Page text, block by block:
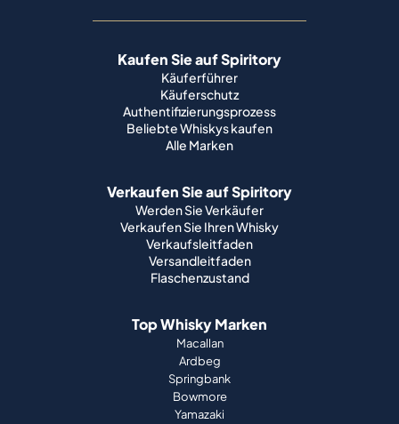
Kaufen Sie auf Spiritory
Käuferführer
Käuferschutz
Authentifizierungsprozess
Beliebte Whiskys kaufen
Alle Marken
Verkaufen Sie auf Spiritory
Werden Sie Verkäufer
Verkaufen Sie Ihren Whisky
Verkaufsleitfaden
Versandleitfaden
Flaschenzustand
Top Whisky Marken
Macallan
Ardbeg
Springbank
Bowmore
Yamazaki